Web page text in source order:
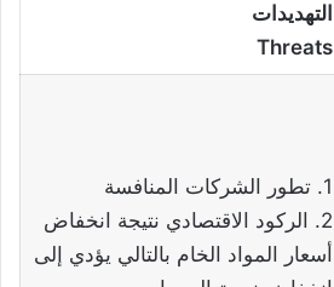
التهديدات
Threats
1. تطور الشركات المنافسة
2. الركود الاقتصادي نتيجة انخفاض
أسعار المواد الخام بالتالي يؤدي إلى